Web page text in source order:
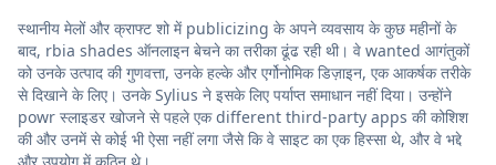
स्थानीय मेलों और क्राफ्ट शो में publicizing के अपने व्यवसाय के कुछ महीनों के
बाद, rbia shades ऑनलाइन बेचने का तरीका ढूंढ रही थी। वे wanted आगंतुकों
को उनके उत्पाद की गुणवत्ता, उनके हल्के और एर्गोनोमिक डिज़ाइन, एक आकर्षक तरीके
से दिखाने के लिए। उनके Sylius ने इसके लिए पर्याप्त समाधान नहीं दिया। उन्होंने
powr स्लाइडर खोजने से पहले एक different third-party apps की कोशिश
की और उनमें से कोई भी ऐसा नहीं लगा जैसे कि वे साइट का एक हिस्सा थे, और वे भद्दे